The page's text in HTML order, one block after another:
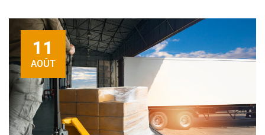
11
AOÛT